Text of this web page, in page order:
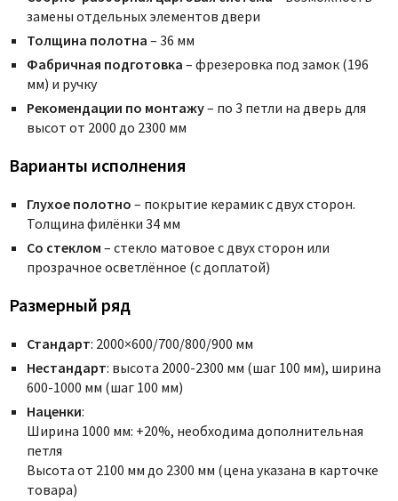
замены отдельных элементов двери
Толщина полотна – 36 мм
Фабричная подготовка – фрезеровка под замок (196
мм) и ручку
Рекомендации по монтажу– по 3 петли на дверь для
высот от 2000 до 2300 мм
Варианты исполнения
Глухое полотно – покрытие керамик с двух сторон.
Толщина филёнки 34 мм
Со стеклом – стекло матовое с двух сторон или
прозрачное осветлённое (с доплатой)
Размерный ряд
Стандарт: 2000×600/700/800/900 мм
Нестандарт: высота 2000-2300 мм (шаг 100 мм), ширина
600-1000 мм (шаг 100 мм)
Наценки:
Ширина 1000 мм: +20%, необходима дополнительная
петля
Высота от 2100 мм до 2300 мм (цена указана в карточке
товара)